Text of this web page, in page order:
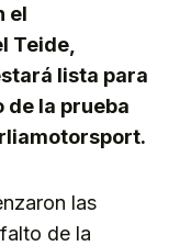
el
Teide,
lista para
de la prueba
las
de la